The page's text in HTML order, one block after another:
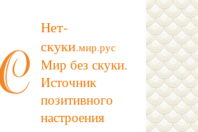
Нет-
скуки.мир.рус
Мир без скуки.
Источник
позитивного
настроения